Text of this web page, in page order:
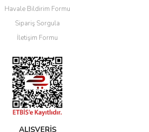
Havale Bildirim Formu
Sipariş Sorgula
İletişim Formu
ALIŞVERİŞ